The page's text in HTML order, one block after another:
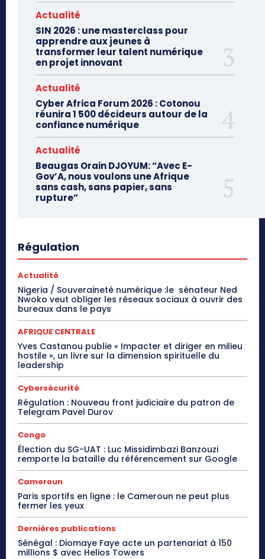
Actualité
SIN 2026 : une masterclass pour
apprendre aux jeunes à
transformer leur talent numérique
en projet innovant
Actualité
Cyber Africa Forum 2026 : Cotonou
réunira 1 500 décideurs autour de la
confiance numérique
Actualité
Beaugas Orain DJOYUM: “Avec E-
Gov’A, nous voulons une Afrique
sans cash, sans papier, sans
rupture”
Régulation
Actualité
Nigeria / Souveraineté numérique :le sénateur Ned
Nwoko veut obliger les réseaux sociaux à ouvrir des
bureaux dans le pays
AFRIQUE CENTRALE
Yves Castanou publie « Impacter et diriger en milieu
hostile », un livre sur la dimension spirituelle du
leadership
Cybersécurité
Régulation : Nouveau front judiciaire du patron de
Telegram Pavel Durov
Congo
Élection du SG-UAT : Luc Missidimbazi Banzouzi
remporte la bataille du référencement sur Google
Cameroun
Paris sportifs en ligne : le Cameroun ne peut plus
fermer les yeux
Dernières publications
Sénégal : Diomaye Faye acte un partenariat à 150
millions $ avec Helios Towers